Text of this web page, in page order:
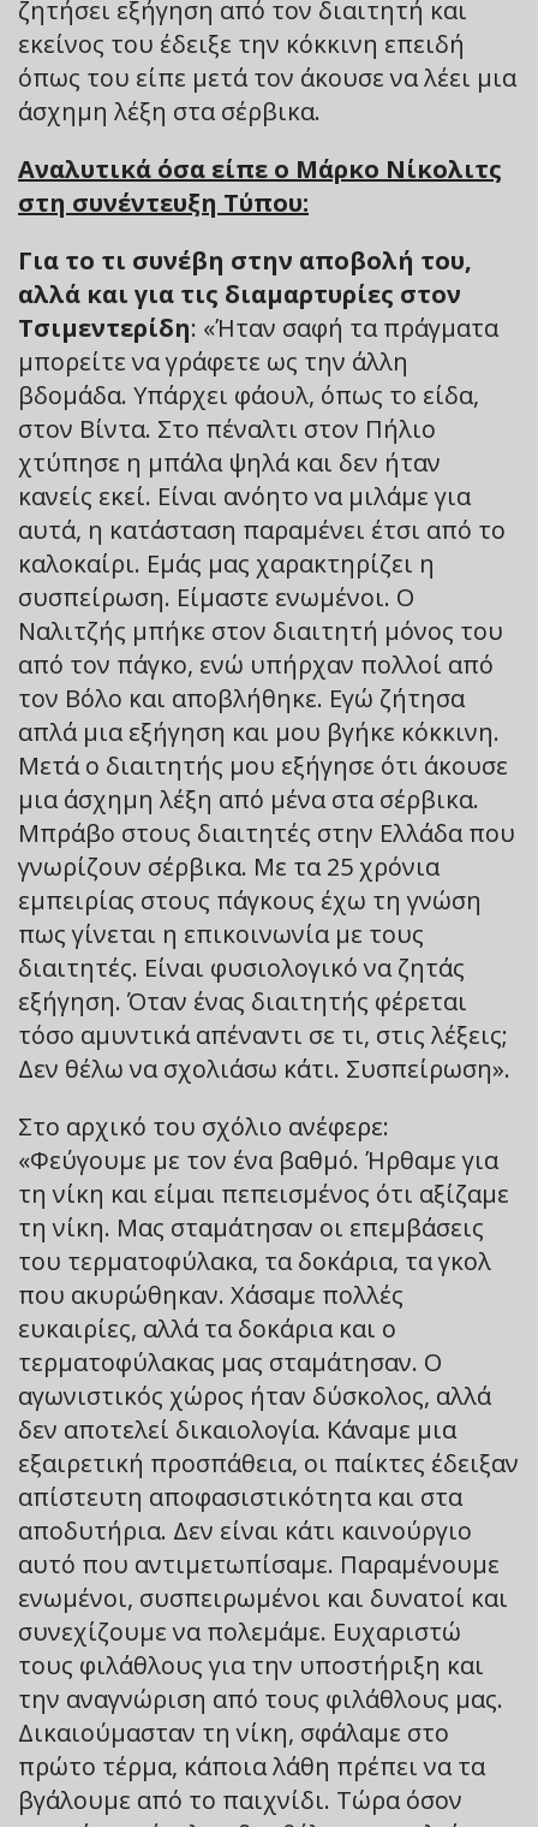
ζητήσει εξήγηση από τον διαιτητή και
εκείνος του έδειξε την κόκκινη επειδή
όπως του είπε μετά τον άκουσε να λέει μια
άσχημη λέξη στα σέρβικα.
Αναλυτικά όσα είπε ο Μάρκο Νίκολιτς
στη συνέντευξη Τύπου:
Για το τι συνέβη στην αποβολή του,
αλλά και για τις διαμαρτυρίες στον
Τσιμεντερίδη: «Ήταν σαφή τα πράγματα
μπορείτε να γράφετε ως την άλλη
βδομάδα. Υπάρχει φάουλ, όπως το είδα,
στον Βίντα. Στο πέναλτι στον Πήλιο
χτύπησε η μπάλα ψηλά και δεν ήταν
κανείς εκεί. Είναι ανόητο να μιλάμε για
αυτά, η κατάσταση παραμένει έτσι από το
καλοκαίρι. Εμάς μας χαρακτηρίζει η
συσπείρωση. Είμαστε ενωμένοι. Ο
Ναλιτζής μπήκε στον διαιτητή μόνος του
από τον πάγκο, ενώ υπήρχαν πολλοί από
τον Βόλο και αποβλήθηκε. Εγώ ζήτησα
απλά μια εξήγηση και μου βγήκε κόκκινη.
Μετά ο διαιτητής μου εξήγησε ότι άκουσε
μια άσχημη λέξη από μένα στα σέρβικα.
Μπράβο στους διαιτητές στην Ελλάδα που
γνωρίζουν σέρβικα. Με τα 25 χρόνια
εμπειρίας στους πάγκους έχω τη γνώση
πως γίνεται η επικοινωνία με τους
διαιτητές. Είναι φυσιολογικό να ζητάς
εξήγηση. Όταν ένας διαιτητής φέρεται
τόσο αμυντικά απέναντι σε τι, στις λέξεις;
Δεν θέλω να σχολιάσω κάτι. Συσπείρωση».
Στο αρχικό του σχόλιο ανέφερε:
«Φεύγουμε με τον ένα βαθμό. Ήρθαμε για
τη νίκη και είμαι πεπεισμένος ότι αξίζαμε
τη νίκη. Μας σταμάτησαν οι επεμβάσεις
του τερματοφύλακα, τα δοκάρια, τα γκολ
που ακυρώθηκαν. Χάσαμε πολλές
ευκαιρίες, αλλά τα δοκάρια και ο
τερματοφύλακας μας σταμάτησαν. Ο
αγωνιστικός χώρος ήταν δύσκολος, αλλά
δεν αποτελεί δικαιολογία. Κάναμε μια
εξαιρετική προσπάθεια, οι παίκτες έδειξαν
απίστευτη αποφασιστικότητα και στα
αποδυτήρια. Δεν είναι κάτι καινούργιο
αυτό που αντιμετωπίσαμε. Παραμένουμε
ενωμένοι, συσπειρωμένοι και δυνατοί και
συνεχίζουμε να πολεμάμε. Ευχαριστώ
τους φιλάθλους για την υποστήριξη και
την αναγνώριση από τους φιλάθλους μας.
Δικαιούμασταν τη νίκη, σφάλαμε στο
πρώτο τέρμα, κάποια λάθη πρέπει να τα
βγάλουμε από το παιχνίδι. Τώρα όσον